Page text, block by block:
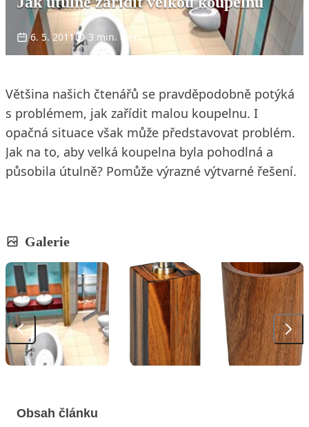
6. 5. 2011 3 min. čtení
Většina našich čtenářů se pravděpodobně potýká
s problémem, jak zařídit malou koupelnu. I
opačná situace však může představovat problém.
Jak na to, aby velká koupelna byla pohodlná a
působila útulně? Pomůže výrazné výtvarné řešení.
Galerie
Obsah článku